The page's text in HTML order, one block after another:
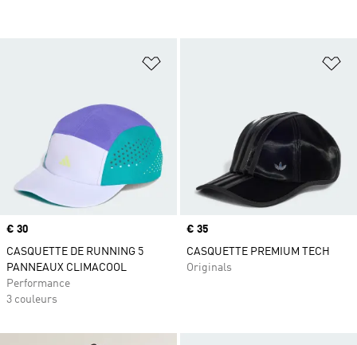
Ajouter à la Liste de produits
Prix
€ 30
CASQUETTE DE RUNNING 5
PANNEAUX CLIMACOOL
Performance
3 couleurs
Prix
€ 35
CASQUETTE PREMIUM TECH
Originals